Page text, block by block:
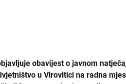
ŽDO
obavijest o javnom
u Virovitici na radna